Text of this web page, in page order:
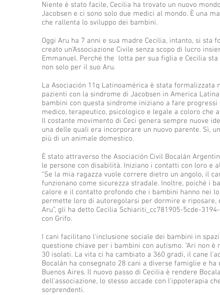
Niente è stato facile, Cecilia ha trovato un nuovo
Jacobsen e ci sono solo due medici al mondo. È una
che rallenta lo sviluppo dei bambini.
Oggi Aru ha 7 anni e sua madre Cecilia, intanto, si
creato un'Associazione Civile senza scopo di lucro
Emmanuel. Perché the lotta per sua figlia e Cecilia
non solo per il suo Aru.
La Asociación 11q Latinoamérica è stata
pazienti con la sindrome di Jacobsen in America
bambini con questa sindrome iniziano a fare
medico, terapeutico, psicologico e legale a coloro che
Il costante movimento di Ceci genera sempre nuove
una delle quali era incorporare un nuovo parente. Sì,
più di un animale domestico.
È stato attraverso the Asociación Civil Bocalán
le persone con disabilità. Iniziano i contatti con loro e
“Se la mia ragazza vuole correre dietro un angolo, il
funzionano come sicurezza stradale. Inoltre, poiché i
calore e il contatto profondo che i bambini hanno nei
permette loro di autoregolarsi per dormire e
Aru”, gli ha detto Cecilia Schiariti_cc781905-5cde-
con Grifo.
I cani facilitano l'inclusione sociale dei bambini in
questione chiave per i bambini con autismo. “Ari non
30 isolati. La vita ci ha cambiato a 360 gradi, il cane
Bocalán ha consegnato 28 cani a diverse famiglie e
Buenos Aires. Il nuovo passo di Cecilia è rendere
dell'associazione, lo stesso accade con l'ippoterapia
sorprendenti.